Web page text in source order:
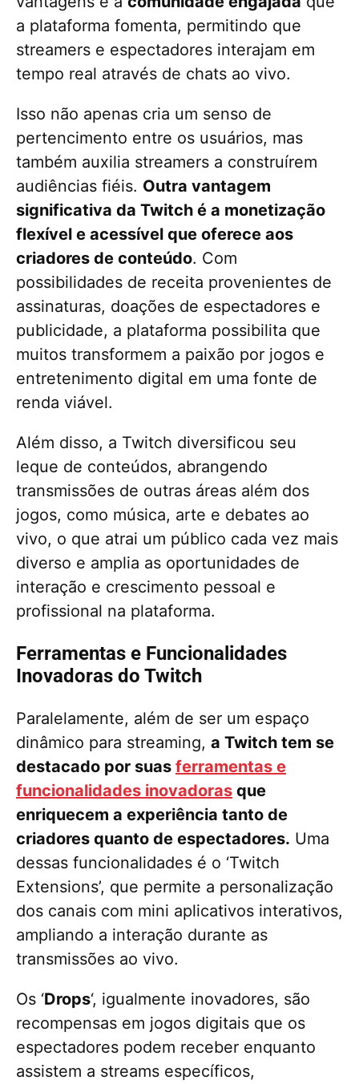
a plataforma fomenta, permitindo que
streamers e espectadores interajam em
tempo real através de chats ao vivo.
Isso não apenas cria um senso de
pertencimento entre os usuários, mas
também auxilia streamers a construírem
audiências fiéis. Outra vantagem
significativa da Twitch é a monetização
flexível e acessível que oferece aos
criadores de conteúdo. Com
possibilidades de receita provenientes de
assinaturas, doações de espectadores e
publicidade, a plataforma possibilita que
muitos transformem a paixão por jogos e
entretenimento digital em uma fonte de
renda viável.
Além disso, a Twitch diversificou seu
leque de conteúdos, abrangendo
transmissões de outras áreas além dos
jogos, como música, arte e debates ao
vivo, o que atrai um público cada vez mais
diverso e amplia as oportunidades de
interação e crescimento pessoal e
profissional na plataforma.
Ferramentas e Funcionalidades
Inovadoras do Twitch
Paralelamente, além de ser um espaço
dinâmico para streaming, a Twitch tem se
destacado por suas ferramentas e
funcionalidades inovadoras que
enriquecem a experiência tanto de
criadores quanto de espectadores. Uma
dessas funcionalidades é o ‘Twitch
Extensions’, que permite a personalização
dos canais com mini aplicativos interativos,
ampliando a interação durante as
transmissões ao vivo.
Os ‘Drops‘, igualmente inovadores, são
recompensas em jogos digitais que os
espectadores podem receber enquanto
assistem a streams específicos,